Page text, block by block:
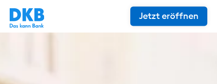
Jetzt eröffnen